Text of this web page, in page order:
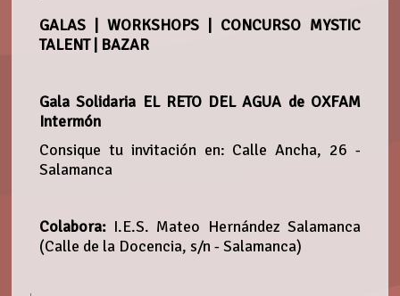
GALAS | WORKSHOPS | CONCURSO MYSTIC
TALENT | BAZAR
Gala Solidaria EL RETO DEL AGUA de OXFAM
Intermón
Consique tu invitación en: Calle Ancha, 26 -
Salamanca
Colabora:I.E.S. Mateo Hernández Salamanca
(Calle de la Docencia, s/n - Salamanca)